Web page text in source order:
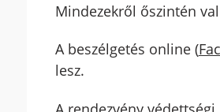
Mindezekről őszintén
A beszélgetés online (
lesz.